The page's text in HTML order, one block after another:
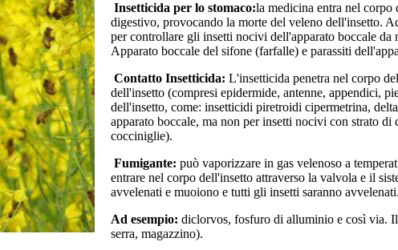
Insetticida per lo stomaco:la medicina entra nel corpo
digestivo, provocando la morte del veleno dell'insetto.
per controllare gli insetti nocivi dell'apparato boccale da
Apparato boccale del sifone (farfalle) e parassiti
Contatto Insetticida: L'insetticida penetra nel corpo
dell'insetto (compresi epidermide, antenne, appendici,
dell'insetto, come: insetticidi piretroidi cipermetrina,
apparato boccale, ma non per insetti nocivi con strato
cocciniglie).
Fumigante: può vaporizzare in gas velenoso a
entrare nel corpo dell'insetto attraverso la valvola e il
avvelenati e muoiono e tutti gli insetti saranno avvelenati.
Ad esempio: diclorvos, fosfuro di alluminio e così via.
serra, magazzino).